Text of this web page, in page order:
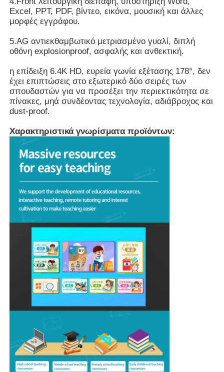
Excel, PPT, PDF, βίντεο, εικόνα, μουσική και άλλες
μορφές εγγράφου.
5.AG αντιεκθαμβωτικό μετριασμένο γυαλί, διπλή
οθόνη explosionproof, ασφαλής και ανθεκτική.
η επίδειξη 6.4K HD, ευρεία γωνία εξέτασης 178°, δεν
έχει επιπτώσεις στο εξωτερικό δύο σειρές των
σπουδαστών για να προσέξει την περιεκτικότητα σε
πίνακες, μηά συνδέοντας τεχνολογία, αδιάβροχος και
dust-proof.
Χαρακτηριστικά γνωρίσματα προϊόντων: